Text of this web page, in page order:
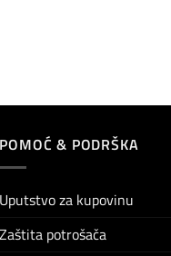
POMOĆ & PODRŠKA
Uputstvo za kupovinu
Zaštita potrošača